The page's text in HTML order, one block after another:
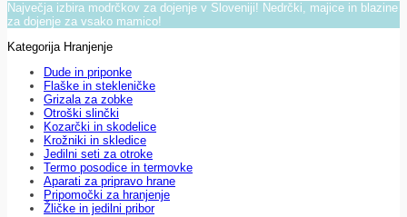
Največja izbira modrčkov za dojenje v Sloveniji! Nedrčki, majice in blazine
za dojenje za vsako mamico!
Kategorija Hranjenje
Dude in priponke
Flaške in stekleničke
Grizala za zobke
Otroški slinčki
Kozarčki in skodelice
Krožniki in skledice
Jedilni seti za otroke
Termo posodice in termovke
Aparati za pripravo hrane
Pripomočki za hranjenje
Žličke in jedilni pribor